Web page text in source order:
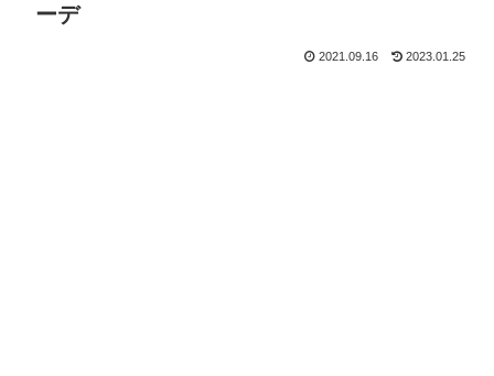
ーデ
2021.09.16 2023.01.25